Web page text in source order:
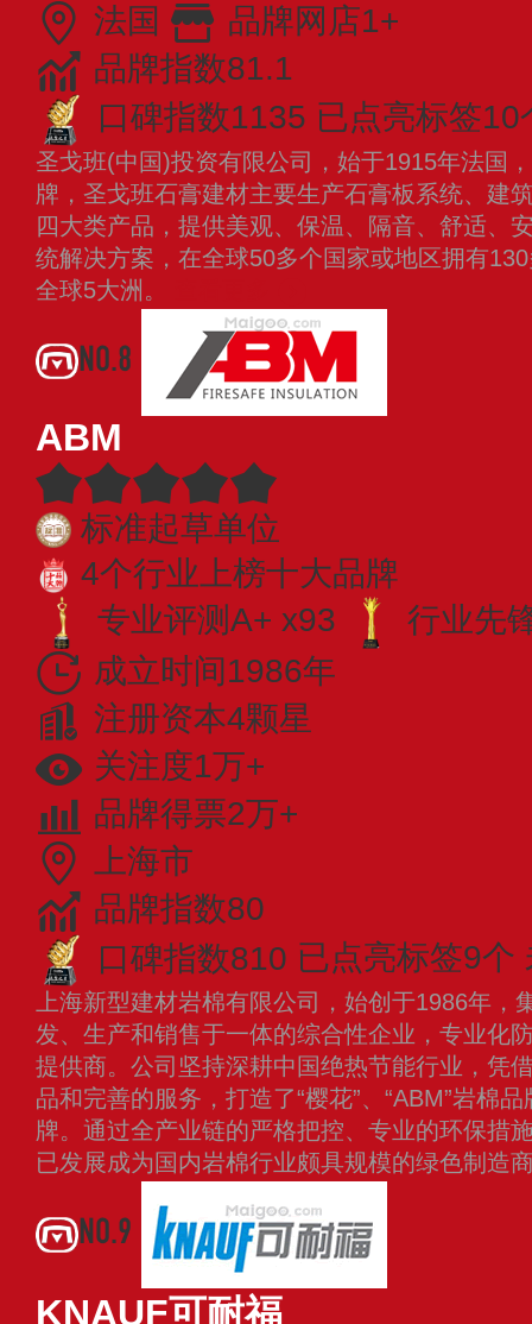
法国
品牌网店1+
品牌指数81.1
口碑指数1135 已点亮标签10
圣戈班(中国)投资有限公司，始于1915年法国
牌，圣戈班石膏建材主要生产石膏板系统、建
四大类产品，提供美观、保温、隔音、舒适、
统解决方案，在全球50多个国家或地区拥有
全球5大洲。
NO.8
ABM
标准起草单位
4个行业上榜十大品牌
专业评测A+ x93
行业先
成立时间1986年
注册资本4颗星
关注度1万+
品牌得票2万+
上海市
品牌指数80
口碑指数810 已点亮标签9个
上海新型建材岩棉有限公司，始创于1986年，
发、生产和销售于一体的综合性企业，专业化
提供商。公司坚持深耕中国绝热节能行业，凭
品和完善的服务，打造了“樱花”、“ABM”岩棉
牌。通过全产业链的严格把控、专业的环保措
已发展成为国内岩棉行业颇具规模的绿色制造
NO.9
KNAUF可耐福